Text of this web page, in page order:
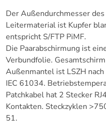
Der Außendurchmesser
Leitermaterial ist Kupfer
entspricht S/FTP PiMF.
Die Paarabschirmung ist
Verbundfolie.
Außenmantel ist LSZH
IEC 61034.
Patchkabel hat 2 Stecker
Kontakten. Steckzyklen
51.